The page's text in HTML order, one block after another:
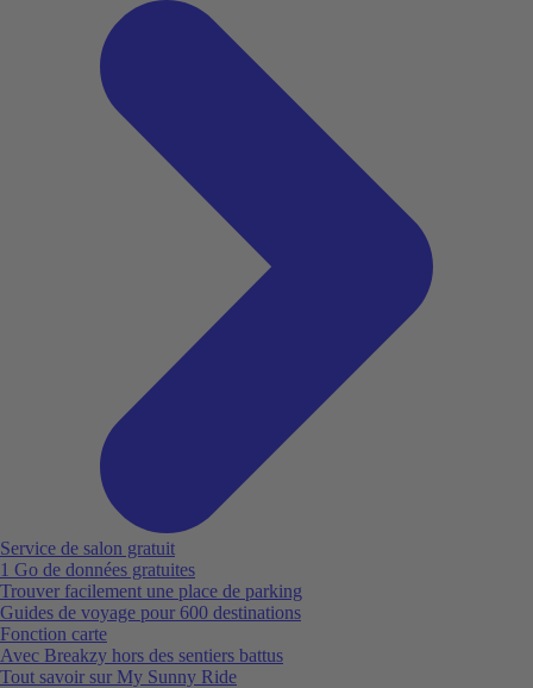
Service de salon gratuit
1 Go de données gratuites
Trouver facilement une place de parking
Guides de voyage pour 600 destinations
Fonction carte
Avec Breakzy hors des sentiers battus
Tout savoir sur My Sunny Ride